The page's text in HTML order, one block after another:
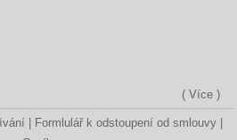
( Více )
Formlulář k odstoupení od smlouvy